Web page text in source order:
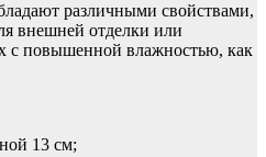
различными свойствами,
внешней отделки или
с повышенной влажностью, как
13 см;